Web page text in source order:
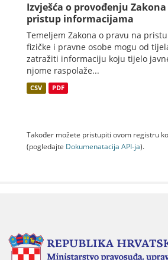
Izvješća o provođenju
pristup informacijama
Temeljem Zakona o pravu na
fizičke i pravne osobe mogu od
zatražiti informaciju koju tijelo
njome raspolaže...
CSV PDF
Također možete pristupiti ovom registru
(pogledajte Dokumenаtаcijа API-jа).